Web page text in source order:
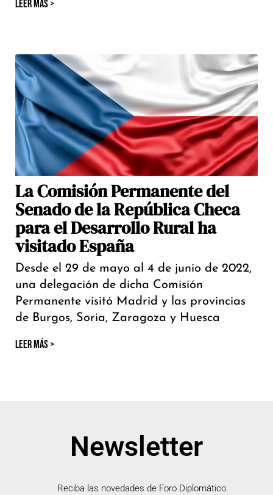
LEER MÁS >
La Comisión Permanente del
Senado de la República Checa
para el Desarrollo Rural ha
visitado España
Desde el 29 de mayo al 4 de junio de 2022,
una delegación de dicha Comisión
Permanente visitó Madrid y las provincias
de Burgos, Soria, Zaragoza y Huesca
LEER MÁS >
Newsletter
Reciba las novedades de Foro Diplomático.